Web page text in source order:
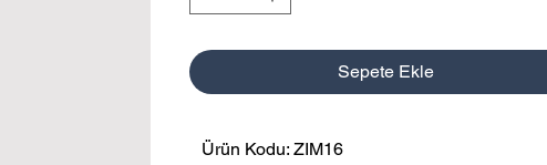
Sepete Ekle
Ürün Kodu: ZIM16